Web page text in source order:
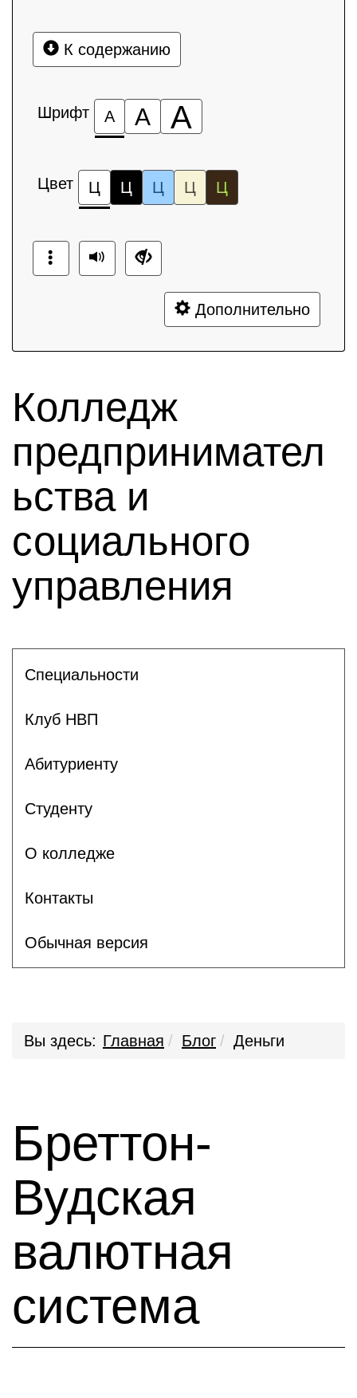
К содержанию
Шрифт А А А
Цвет Ц Ц Ц Ц Ц
Дополнительно
Колледж
предпринимател
ьства и
социального
управления
Специальности
Клуб НВП
Абитуриенту
Студенту
О колледже
Контакты
Обычная версия
Вы здесь: Главная Блог Деньги
Бреттон-
Вудская
валютная
система